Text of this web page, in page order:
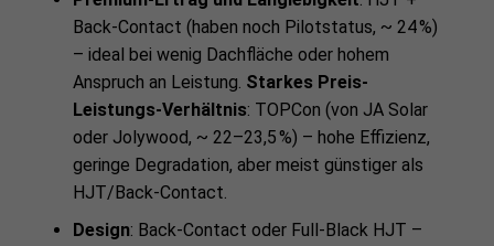
Back-Contact (haben noch Pilotstatus, ~ 24 %)
– ideal bei wenig Dachfläche oder hohem
Anspruch an Leistung. Starkes Preis-
Leistungs-Verhältnis: TOPCon (von JA Solar
oder Jolywood, ~ 22–23,5 %) – hohe Effizienz,
geringe Degradation, aber meist günstiger als
HJT/Back-Contact.
Design: Back-Contact oder Full-Black HJT –